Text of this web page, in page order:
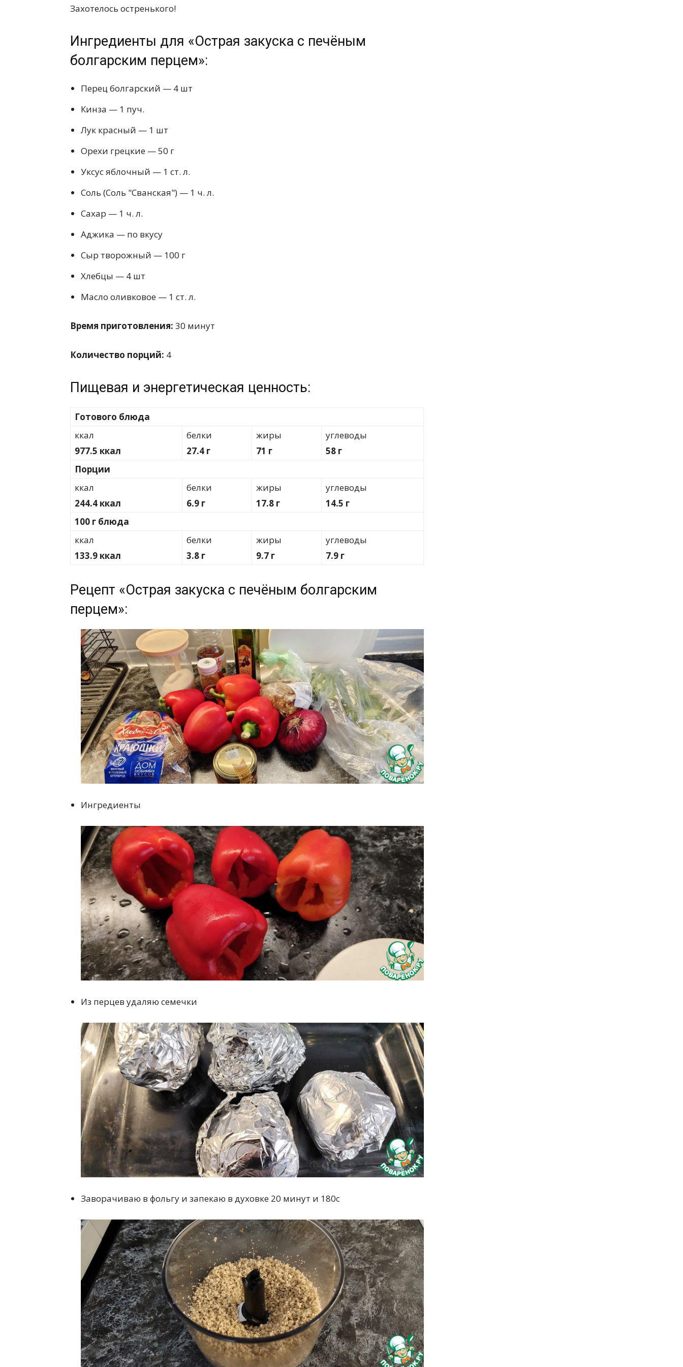
Захотелось остренького!
Ингредиенты для «Острая закуска с печёным
болгарским перцем»:
Перец болгарский — 4 шт
Кинза — 1 пуч.
Лук красный — 1 шт
Орехи грецкие — 50 г
Уксус яблочный — 1 ст. л.
Соль (Соль "Сванская") — 1 ч. л.
Сахар — 1 ч. л.
Аджика — по вкусу
Сыр творожный — 100 г
Хлебцы — 4 шт
Масло оливковое — 1 ст. л.
Время приготовления: 30 минут
Количество порций: 4
Пищевая и энергетическая ценность:
Готового блюда
ккал
977.5 ккал
белки
27.4 г
жиры
71 г
углеводы
58 г
Порции
ккал
244.4 ккал
белки
6.9 г
жиры
17.8 г
углеводы
14.5 г
100 г блюда
ккал
133.9 ккал
белки
3.8 г
жиры
9.7 г
углеводы
7.9 г
Рецепт «Острая закуска с печёным болгарским
перцем»:
Ингредиенты
Из перцев удаляю семечки
Заворачиваю в фольгу и запекаю в духовке 20 минут и 180с